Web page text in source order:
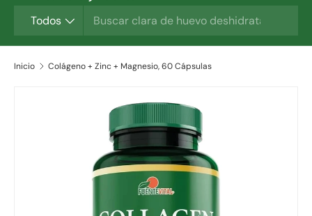
Todos
Inicio Colágeno + Zinc + Magnesio, 60 Cápsulas